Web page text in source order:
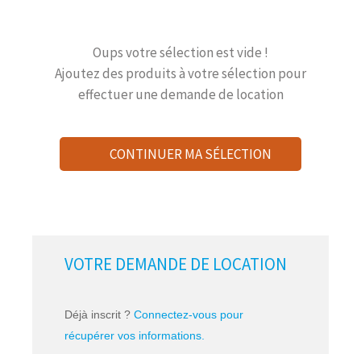
Oups votre sélection est vide !
Ajoutez des produits à votre sélection pour
effectuer une demande de location
CONTINUER MA SÉLECTION
Locations
VOTRE DEMANDE DE LOCATION
Déjà inscrit ? Connectez-vous pour
récupérer vos informations.